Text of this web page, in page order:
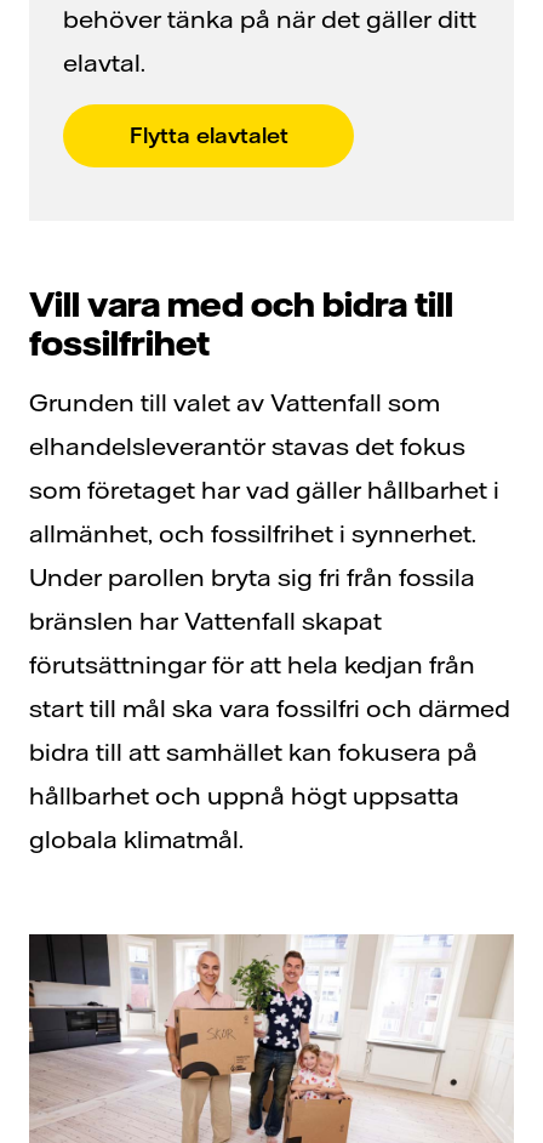
behöver tänka på när det gäller ditt
elavtal.
Flytta elavtalet
Vill vara med och bidra till
fossilfrihet
Grunden till valet av Vattenfall som
elhandelsleverantör stavas det fokus
som företaget har vad gäller hållbarhet i
allmänhet, och fossilfrihet i synnerhet.
Under parollen bryta sig fri från fossila
bränslen har Vattenfall skapat
förutsättningar för att hela kedjan från
start till mål ska vara fossilfri och därmed
bidra till att samhället kan fokusera på
hållbarhet och uppnå högt uppsatta
globala klimatmål.